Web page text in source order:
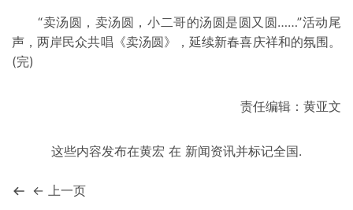
“卖汤圆，卖汤圆，小二哥的汤圆是圆又圆……”活动尾
声，两岸民众共唱《卖汤圆》，延续新春喜庆祥和的氛围。
(完)
责任编辑：黄亚文
这些内容发布在黄宏 在 新闻资讯并标记全国.
← 上一页